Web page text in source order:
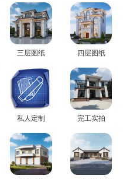
三层图纸 四层图纸
私人定制 完工实拍